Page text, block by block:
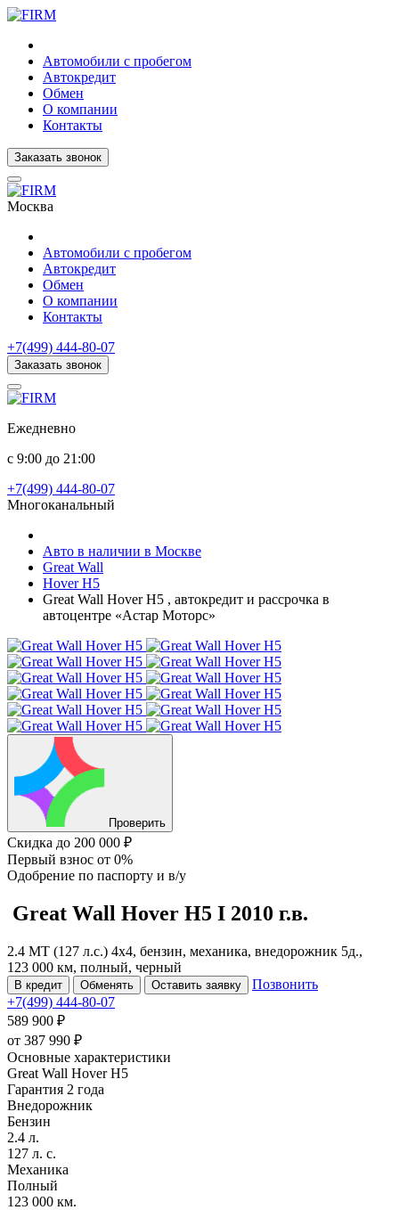
Автомобили с пробегом
Автокредит
Обмен
О компании
Контакты
Заказать звонок
Москва
Автомобили с пробегом
Автокредит
Обмен
О компании
Контакты
+7(499) 444-80-07
Заказать звонок
Ежедневно
с 9:00 до 21:00
+7(499) 444-80-07
Многоканальный
Авто в наличии в Москве
Great Wall
Hover H5
Great Wall Hover H5 , автокредит и рассрочка в
автоцентре «Астар Моторс»
Проверить
Скидка до 200 000 ₽
Первый взнос от 0%
Одобрение по паспорту и в/у
Great Wall Hover H5 I 2010 г.в.
2.4 MT (127 л.с.) 4x4, бензин, механика, внедорожник 5д.,
123 000 км, полный, черный
В кредит Обменять Оставить заявку
Позвонить
+7(499) 444-80-07
589 900 ₽
от 387 990 ₽
Основные характеристики
Great Wall Hover H5
Гарантия 2 года
Внедорожник
Бензин
2.4 л.
127 л. с.
Механика
Полный
123 000 км.